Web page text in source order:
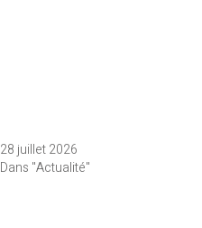
28 juillet 2026
Dans "Actualité"